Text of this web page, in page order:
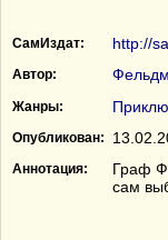
СамИздат: http://
Автор:
Жанры:
Опубликован:
Аннотация:
Граф
сам